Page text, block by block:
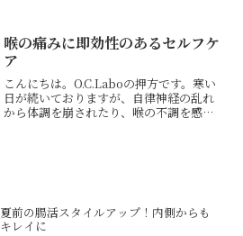
の変化、生活リズムの乱れな...
喉の痛みに即効性のあるセルフケ
ア
こんにちは。O.C.Laboの押方です。寒い
日が続いておりますが、自律神経の乱れ
から体調を崩されたり、喉の不調を感じ
夏前の腸活スタイルアップ！内側からも
キレイに